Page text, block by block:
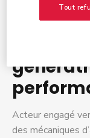
Une
Acteur engagé
des mécaniques
Tout